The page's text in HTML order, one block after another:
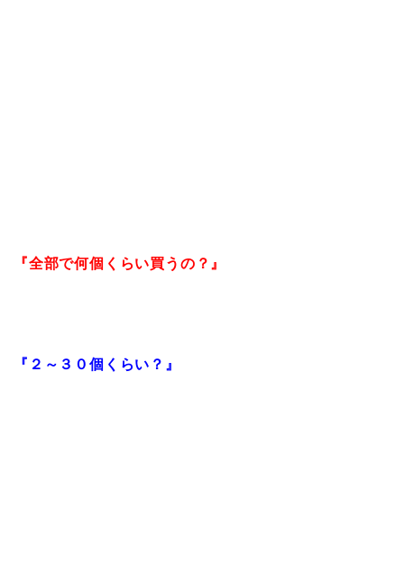
『全部で何個くらい買うの？』
『２～３０個くらい？』